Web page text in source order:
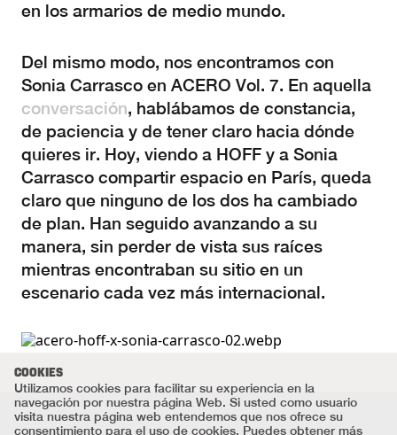
en los armarios de medio mundo.
Del mismo modo, nos encontramos con
Sonia Carrasco en ACERO Vol. 7. En aquella
conversación, hablábamos de constancia,
de paciencia y de tener claro hacia dónde
quieres ir. Hoy, viendo a HOFF y a Sonia
Carrasco compartir espacio en París, queda
claro que ninguno de los dos ha cambiado
de plan. Han seguido avanzando a su
manera, sin perder de vista sus raíces
mientras encontraban su sitio en un
escenario cada vez más internacional.
COOKIES
Utilizamos cookies para facilitar su experiencia en la
navegación por nuestra página Web. Si usted como usuario
visita nuestra página web entendemos que nos ofrece su
consentimiento para el uso de cookies. Puedes obtener más